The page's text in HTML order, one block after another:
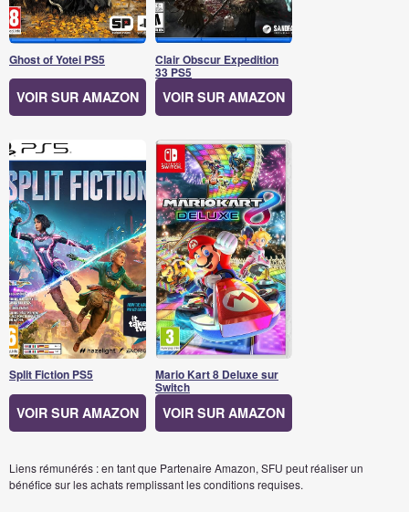
Ghost of Yotei PS5
VOIR SUR AMAZON
Clair Obscur Expedition
33 PS5
VOIR SUR AMAZON
Split Fiction PS5
VOIR SUR AMAZON
Mario Kart 8 Deluxe sur
Switch
VOIR SUR AMAZON
Liens rémunérés : en tant que Partenaire Amazon, SFU peut réaliser un
bénéfice sur les achats remplissant les conditions requises.